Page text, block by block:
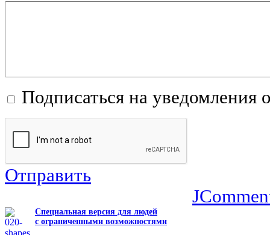
Подписаться на уведомления
Отправить
Специальная версия для людей
с ограниченными возможностями